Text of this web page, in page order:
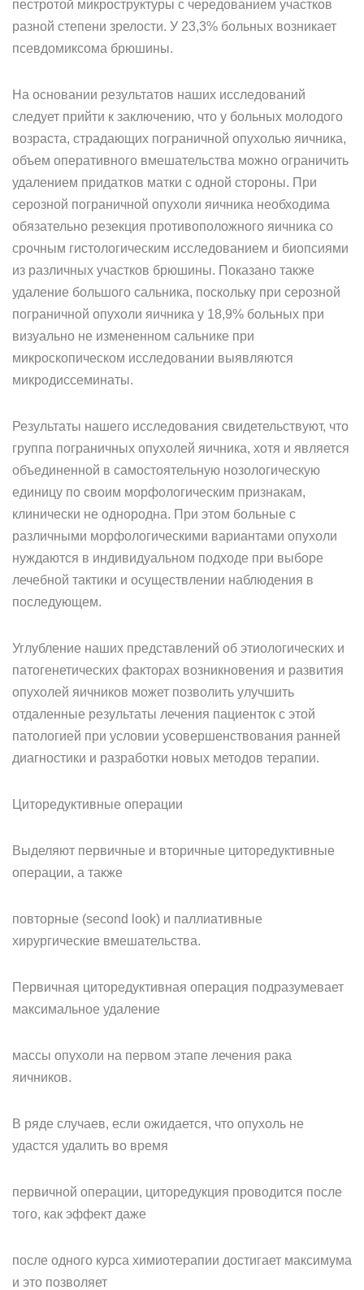
пестротой микроструктуры с чередованием участков
разной степени зрелости. У 23,3% больных возникает
псевдомиксома брюшины.
На основании результатов наших исследований
следует прийти к заключению, что у больных молодого
возраста, страдающих пограничной опухолью яичника,
объем оперативного вмешательства можно ограничить
удалением придатков матки с одной стороны. При
серозной пограничной опухоли яичника необходима
обязательно резекция противоположного яичника со
срочным гистологическим исследованием и биопсиями
из различных участков брюшины. Показано также
удаление большого сальника, поскольку при серозной
пограничной опухоли яичника у 18,9% больных при
визуально не измененном сальнике при
микроскопическом исследовании выявляются
микродиссеминаты.
Результаты нашего исследования свидетельствуют, что
группа пограничных опухолей яичника, хотя и является
объединенной в самостоятельную нозологическую
единицу по своим морфологическим признакам,
клинически не однородна. При этом больные с
различными морфологическими вариантами опухоли
нуждаются в индивидуальном подходе при выборе
лечебной тактики и осуществлении наблюдения в
последующем.
Углубление наших представлений об этиологических и
патогенетических факторах возникновения и развития
опухолей яичников может позволить улучшить
отдаленные результаты лечения пациенток с этой
патологией при условии усовершенствования ранней
диагностики и разработки новых методов терапии.
Циторедуктивные операции
Выделяют первичные и вторичные циторедуктивные
операции, а также
повторные (second look) и паллиативные
хирургические вмешательства.
Первичная циторедуктивная операция подразумевает
максимальное удаление
массы опухоли на первом этапе лечения рака
яичников.
В ряде случаев, если ожидается, что опухоль не
удастся удалить во время
первичной операции, циторедукция проводится после
того, как эффект даже
после одного курса химиотерапии достигает максимума
и это позволяет